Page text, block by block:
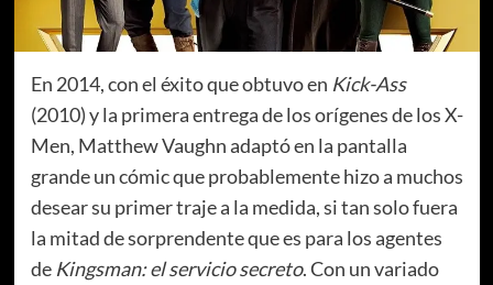
En 2014, con el éxito que obtuvo en Kick-Ass
(2010) y la primera entrega de los orígenes de los X-
Men, Matthew Vaughn adaptó en la pantalla
grande un cómic que probablemente hizo a muchos
desear su primer traje a la medida, si tan solo fuera
la mitad de sorprendente que es para los agentes
de Kingsman: el servicio secreto. Con un variado